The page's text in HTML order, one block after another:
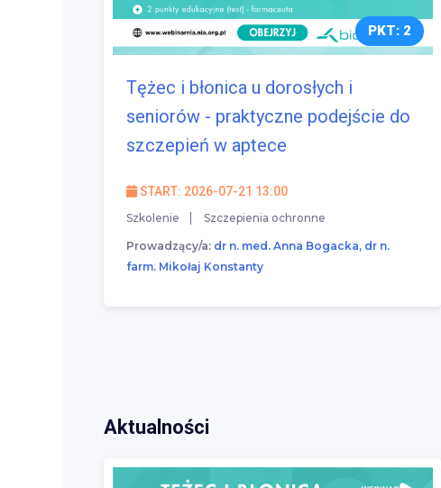
PKT: 2
Tężec i błonica u dorosłych i
seniorów - praktyczne podejście do
szczepień w aptece
START: 2026-07-21 13:00
Szkolenie Szczepienia ochronne
Prowadzący/a: dr n. med. Anna Bogacka, dr n.
farm. Mikołaj Konstanty
Aktualności